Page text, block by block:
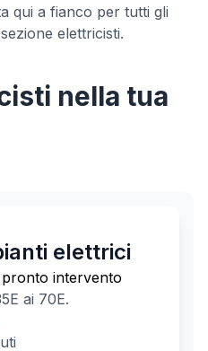
qui a fianco per tutti gli
elettricisti.
nella tua
elettrici
intervento
E ai 70E.